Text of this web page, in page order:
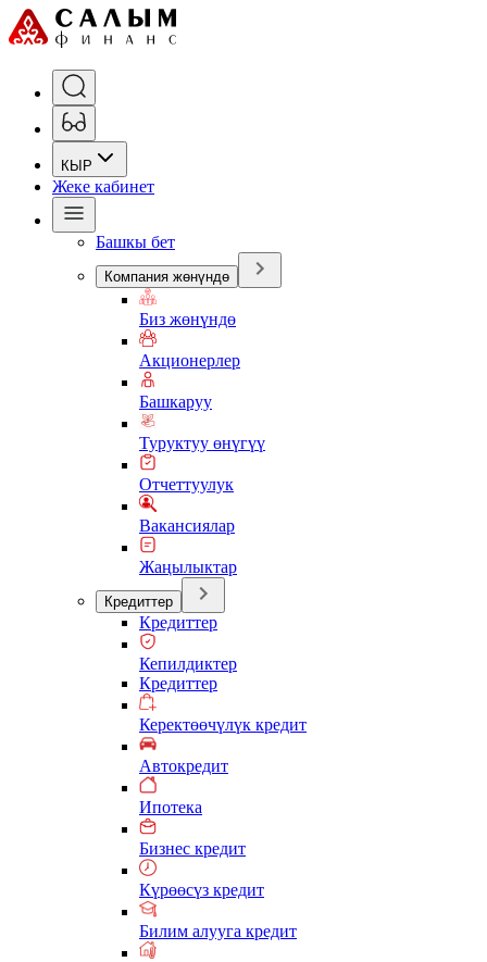
КЫР
Жеке кабинет
Башкы бет
Компания жөнүндө
Биз жөнүндө
Акционерлер
Башкаруу
Туруктуу өнүгүү
Отчеттуулук
Вакансиялар
Жаңылыктар
Кредиттер
Кредиттер
Кепилдиктер
Кредиттер
Керектөөчүлүк кредит
Автокредит
Ипотека
Бизнес кредит
Күрөөсүз кредит
Билим алууга кредит